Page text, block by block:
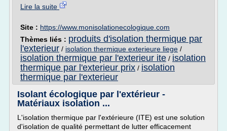
Lire la suite
Site : https://www.monisolationecologique.com
Thèmes liés : produits d'isolation thermique par
l'exterieur / isolation thermique exterieure liege /
isolation thermique par l'exterieur ite / isolation
thermique par l'exterieur prix / isolation
thermique par l'exterieur
Isolant écologique par l'extérieur -
Matériaux isolation ...
L'isolation thermique par l'extérieure (ITE) est une solution
d'isolation de qualité permettant de lutter efficacement